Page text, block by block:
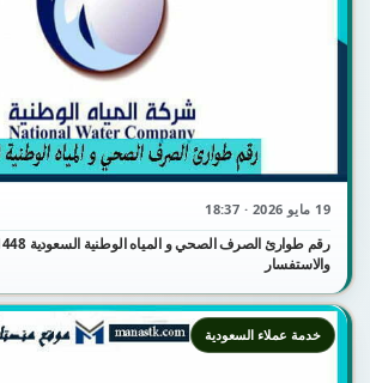
19 مايو 2026 · 18:37
والاستفسار
خدمة عملاء السعودية